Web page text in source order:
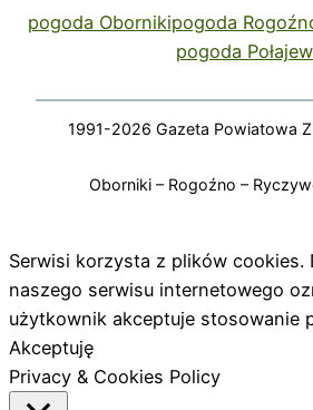
pogoda Obornikipogoda
pogoda
1991-2026 Gazeta Powiatowa
Oborniki – Rogoźno –
Serwisi korzysta z plików cookies.
naszego serwisu internetowego
użytkownik akceptuje stosowanie
Akceptuję
Privacy & Cookies Policy